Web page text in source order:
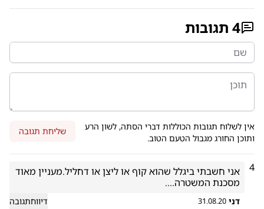
4 תגובות
אין לשלוח תגובות הכוללות דברי הסתה, לשון הרע
ותוכן החורג מגבול הטעם הטוב.
שליחת תגובה
4
מסכנת המשטרה....
דני 31.08.20 דיווחתגובה